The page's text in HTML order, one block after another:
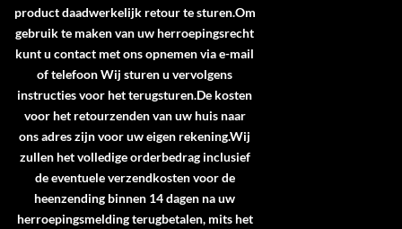
product daadwerkelijk retour te sturen.Om
gebruik te maken van uw herroepingsrecht
kunt u contact met ons opnemen via e-mail
of telefoon Wij sturen u vervolgens
instructies voor het terugsturen.De kosten
voor het retourzenden van uw huis naar
ons adres zijn voor uw eigen rekening.Wij
zullen het volledige orderbedrag inclusief
de eventuele verzendkosten voor de
heenzending binnen 14 dagen na uw
herroepingsmelding terugbetalen, mits het